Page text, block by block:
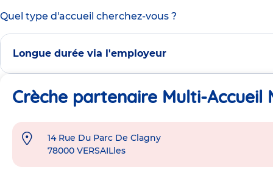
Quel type d'accueil cherchez-vous ?
Longue durée via l'employeur
Crèche partenaire Multi-Accueil
Adresse
14 Rue Du Parc De Clagny
78000 VERSAILles